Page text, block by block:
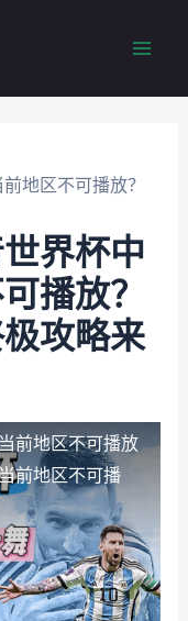
地区不可播放？
界杯中
播放？
攻略来
前地区不可播放
前地区不可播